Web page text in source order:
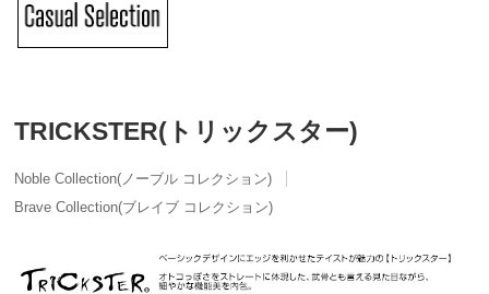
TRICKSTER(トリックスター)
Noble Collection(ノーブル コレクション)
Brave Collection(ブレイブ コレクション)